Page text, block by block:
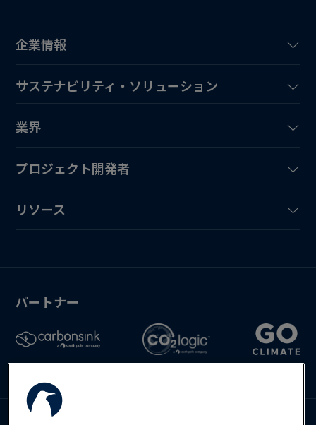
企業情報
サステナビリティ・ソリューション
業界
プロジェクト開発者
リソース
パートナー